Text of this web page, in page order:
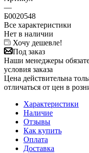
—
Б0020548
Все характеристики
Нет в наличии
Хочу дешевле!
Под заказ
Наши менеджеры
условия заказа
Цена действительна
отличаться от цен в
Характеристики
Наличие
Отзывы
Как купить
Оплата
Доставка